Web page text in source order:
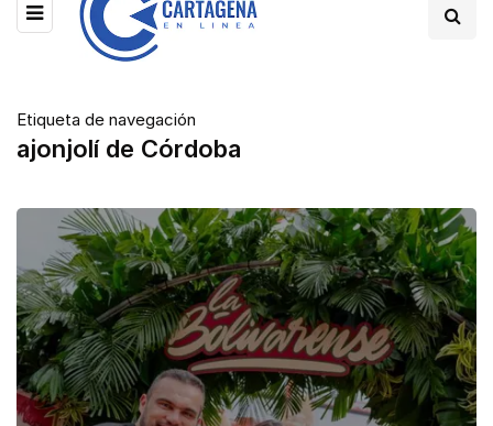
Etiqueta de navegación
ajonjolí de Córdoba